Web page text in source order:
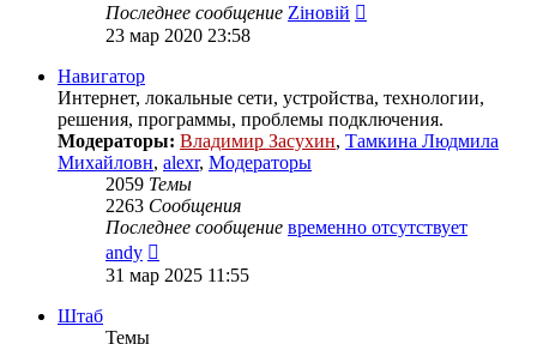
Последнее сообщение Zіновій
23 мар 2020 23:58
Навигатор
Интернет, локальные сети, устройства, технологии,
решения, программы, проблемы подключения.
Модераторы: Владимир Засухин, Тамкина Людмила
Михайловн, alexr, Модераторы
2059 Темы
2263 Сообщения
Последнее сообщение временно отсутствует
andy
к
31 мар 2025 11:55
Штаб
Темы